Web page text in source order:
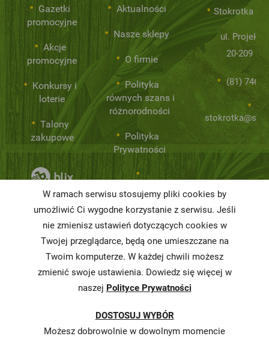
Gazetki
promocyjne
Akcje
promocyjne
Konkursy i
loterie
Talony
zakupowe
Aktualności
Nasze sklepy
O firmie
Polityka
równych szans i
różnorodności
Polityka
Prywatności
żywności
Informacja o
realizowanej
strategii
podatkowej
Karty
Butelkomaty
Stokrotka
ul.
20-209
(81) 746
W ramach serwisu stosujemy pliki cookies by
umożliwić Ci wygodne korzystanie z serwisu. Jeśli
nie zmienisz ustawień dotyczących cookies w
Twojej przeglądarce, będą one umieszczane na
Twoim komputerze. W każdej chwili możesz
zmienić swoje ustawienia. Dowiedz się więcej w
naszej Polityce Prywatności
DOSTOSUJ WYBÓR
Możesz dobrowolnie w dowolnym momencie